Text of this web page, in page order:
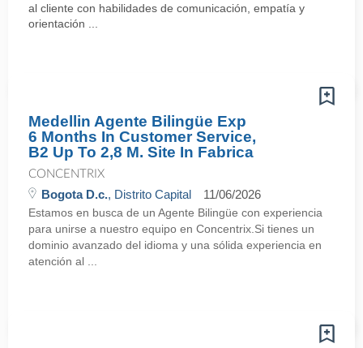
al cliente con habilidades de comunicación, empatía y
orientación ...
Medellin Agente Bilingüe Exp
6 Months In Customer Service,
B2 Up To 2,8 M. Site In Fabrica
CONCENTRIX
Bogota D.c., Distrito Capital 11/06/2026
Estamos en busca de un Agente Bilingüe con experiencia
para unirse a nuestro equipo en Concentrix.Si tienes un
dominio avanzado del idioma y una sólida experiencia en
atención al ...